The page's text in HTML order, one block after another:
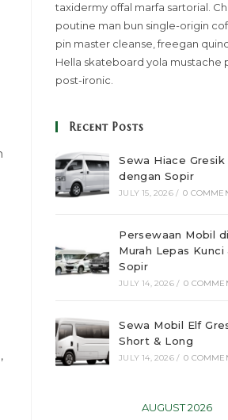
taxidermy offal marfa sartorial.
poutine man bun single-origin
pin master cleanse, freegan
Hella skateboard yola mustache
post-ironic.
Recent Posts
Sewa Hiace Gresik
dengan Sopir
JULY 15, 2026 / 0
Persewaan Mobil
Murah Lepas Kunci
Sopir
JULY 14, 2026 / 0
Sewa Mobil Elf
Short & Long
JULY 14, 2026 / 0
AUGUST 2026